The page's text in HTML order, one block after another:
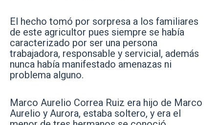
El hecho tomó por sorpresa a los familiares
de este agricultor pues siempre se había
caracterizado por ser una persona
trabajadora, responsable y servicial, además
nunca había manifestado amenazas ni
problema alguno.
Marco Aurelio Correa Ruiz era hijo de Marco
Aurelio y Aurora, estaba soltero, y era el